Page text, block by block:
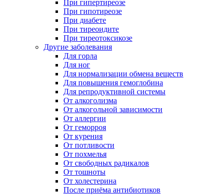
При гипертиреозе
При гипотиреозе
При диабете
При тиреоидите
При тиреотоксикозе
Другие заболевания
Для горла
Для ног
Для нормализации обмена веществ
Для повышения гемоглобина
Для репродуктивной системы
От алкоголизма
От алкогольной зависимости
От аллергии
От геморроя
От курения
От потливости
От похмелья
От свободных радикалов
От тошноты
От холестерина
После приёма антибиотиков